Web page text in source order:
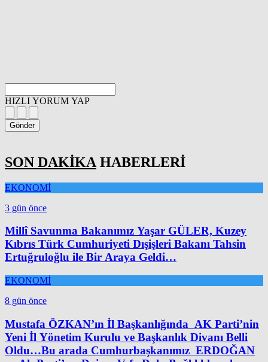
HIZLI YORUM YAP
Gönder
SON DAKİKA HABERLERİ
EKONOMİ
3 gün önce
Millî Savunma Bakanımız Yaşar GÜLER, Kuzey
Kıbrıs Türk Cumhuriyeti Dışişleri Bakanı Tahsin
Ertuğruloğlu ile Bir Araya Geldi…
EKONOMİ
8 gün önce
Mustafa ÖZKAN’ın İl Başkanlığında AK Parti’nin
Yeni İl Yönetim Kurulu ve Başkanlık Divanı Belli
Oldu…Bu arada Cumhurbaşkanımız ERDOĞAN